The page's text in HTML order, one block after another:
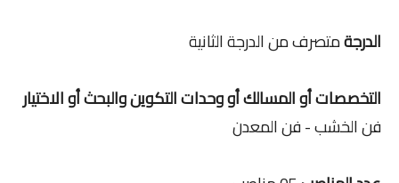
الدرجةمتصرف من الدرجة الثانية
التخصصات أو المسالك أو وحدات التكوين والبحث أو الاختيار
فن الخشب - فن المعدن